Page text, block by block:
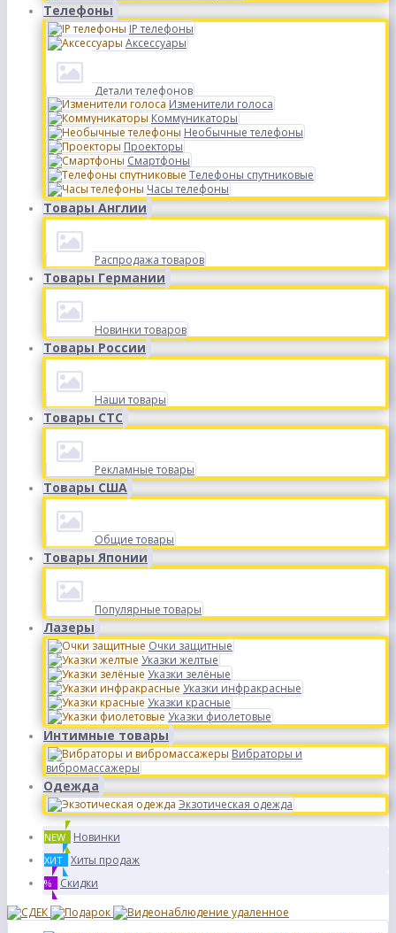
Телефоны
IP телефоны
Аксессуары
Детали телефонов
Изменители голоса
Коммуникаторы
Необычные телефоны
Проекторы
Смартфоны
Телефоны спутниковые
Часы телефоны
Товары Англии
Распродажа товаров
Товары Германии
Новинки товаров
Товары России
Наши товары
Товары СТС
Рекламные товары
Товары США
Общие товары
Товары Японии
Популярные товары
Лазеры
Очки защитные
Указки желтые
Указки зелёные
Указки инфракрасные
Указки красные
Указки фиолетовые
Интимные товары
Вибраторы и
вибромассажеры
Одежда
Экзотическая одежда
NEW Новинки
ХИТ Хиты продаж
% Скидки